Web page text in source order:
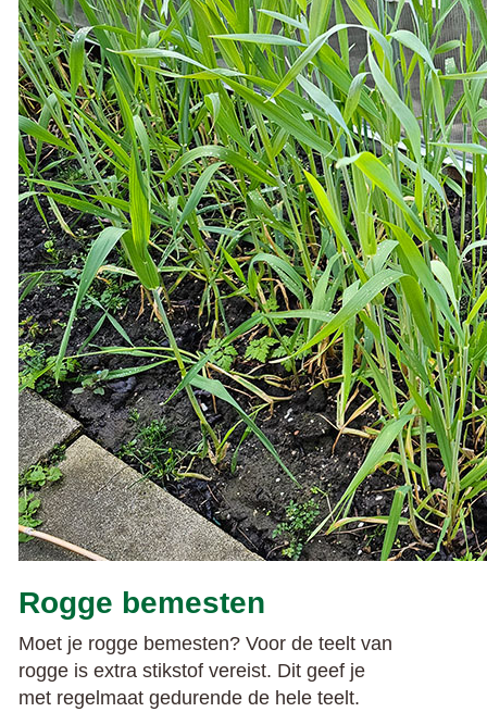
Rogge bemesten
Moet je rogge bemesten? Voor de teelt van
rogge is extra stikstof vereist. Dit geef je
met regelmaat gedurende de hele teelt.